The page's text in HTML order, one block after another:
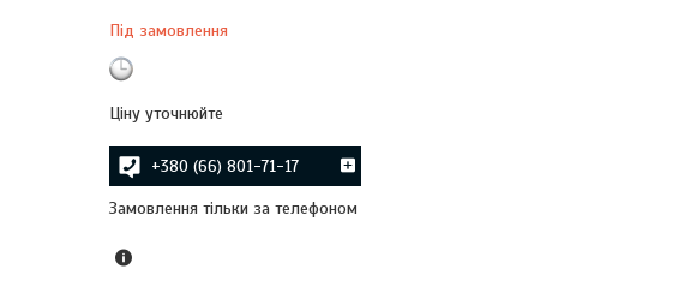
Під замовлення
Ціну уточнюйте
+380 (66) 801-71-17
Замовлення тільки за телефоном